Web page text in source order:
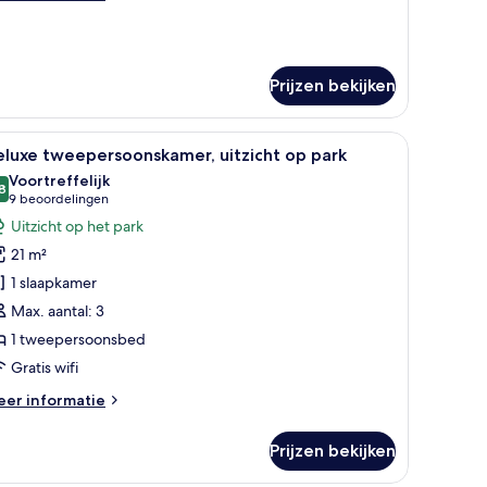
Prijzen bekijken
bureau, een stoel, een groot raam met uitzicht en een schilderij aan de
Een net opgemaakt bed met witte lakens,
6 tweepersoonskamer, uitzicht op park
van 10
Voortreffelijk
9 beoordelingen
(9
beoordelingen)
Uitzicht op het park
21 m²
1 slaapkamer
Max. aantal: 3
1 tweepersoonsbed
Gratis wifi
informatie
Prijzen bekijken